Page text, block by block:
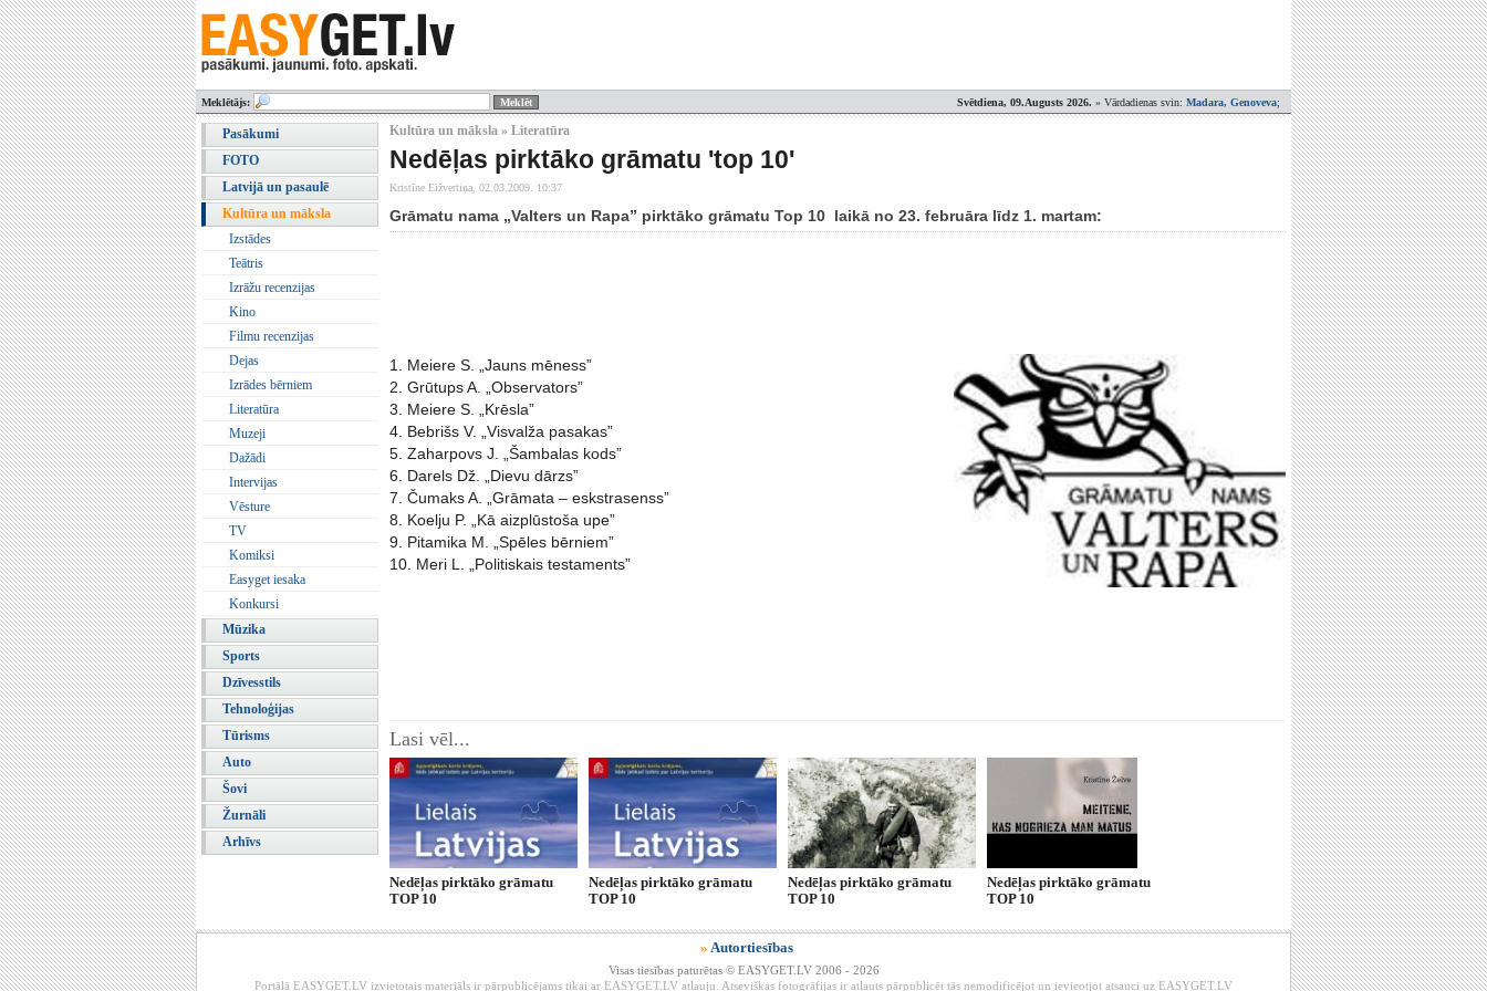
Svētdiena, 09.Augusts 2026. » Vārdadienas svin: Madara, Genoveva;
Meklētājs:
Pasākumi
FOTO
Latvijā un pasaulē
Kultūra un māksla
Izstādes
Teātris
Izrāžu recenzijas
Kino
Filmu recenzijas
Dejas
Izrādes bērniem
Literatūra
Muzeji
Dažādi
Intervijas
Vēsture
TV
Komiksi
Easyget iesaka
Konkursi
Mūzika
Sports
Dzīvesstils
Tehnoloģijas
Tūrisms
Auto
Šovi
Žurnāli
Arhīvs
Kultūra un māksla » Literatūra
Nedēļas pirktāko grāmatu 'top 10'
Kristīne Eižvertiņa, 02.03.2009. 10:37
Grāmatu nama „Valters un Rapa” pirktāko grāmatu Top 10 laikā no 23. februāra līdz 1. martam:
1. Meiere S. „Jauns mēness”
2. Grūtups A. „Observators”
3. Meiere S. „Krēsla”
4. Bebrišs V. „Visvalža pasakas”
5. Zaharpovs J. „Šambalas kods”
6. Darels Dž. „Dievu dārzs”
7. Čumaks A. „Grāmata – eskstrasenss”
8. Koelju P. „Kā aizplūstoša upe”
9. Pitamika M. „Spēles bērniem”
10. Meri L. „Politiskais testaments”
Lasi vēl...
Nedēļas pirktāko grāmatu
TOP 10
Nedēļas pirktāko grāmatu
TOP 10
Nedēļas pirktāko grāmatu
TOP 10
Nedēļas pirktāko grāmatu
TOP 10
» Autortiesības
Visas tiesības paturētas © EASYGET.LV 2006 - 2026
Portālā EASYGET.LV izvietotais materiāls ir pārpublicējams tikai ar EASYGET.LV atļauju. Atsevišķas fotogrāfijas ir atļauts pārpublicēt tās nemodificējot un ievieotjot atsauci uz EASYGET.LV